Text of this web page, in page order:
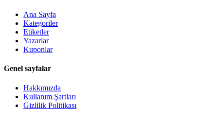
Ana Sayfa
Kategoriler
Etiketler
Yazarlar
Kuponlar
Genel sayfalar
Hakkımızda
Kullanım Şartları
Gizlilik Politikası